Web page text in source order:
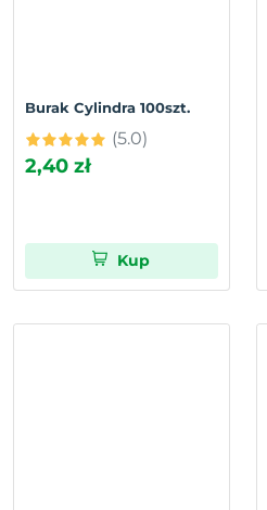
Burak Cylindra 100szt.
(5.0)
2,40 zł
Kup